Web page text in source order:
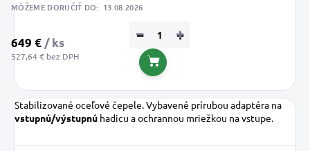
MÔŽEME DORUČIŤ DO: 13.08.2026
649 € / ks
527,64 € bez DPH
+
−
Do košíka
Stabilizované oceľové čepele. Vybavené prírubou adaptéra na
vstupnú/výstupnú hadicu a ochrannou mriežkou na vstupe.